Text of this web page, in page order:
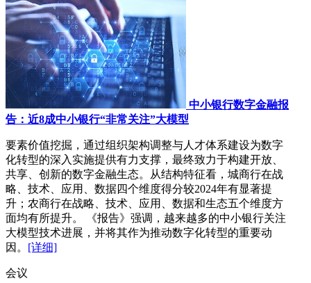
中小银行数字金融报
告：近8成中小银行“非常关注”大模型
要素价值挖掘，通过组织架构调整与人才体系建设为数字
化转型的深入实施提供有力支撑，最终致力于构建开放、
共享、创新的数字金融生态。从结构特征看，城商行在战
略、技术、应用、数据四个维度得分较2024年有显著提
升；农商行在战略、技术、应用、数据和生态五个维度方
面均有所提升。 《报告》强调，越来越多的中小银行关注
大模型技术进展，并将其作为推动数字化转型的重要动
因。 [详细]
会议